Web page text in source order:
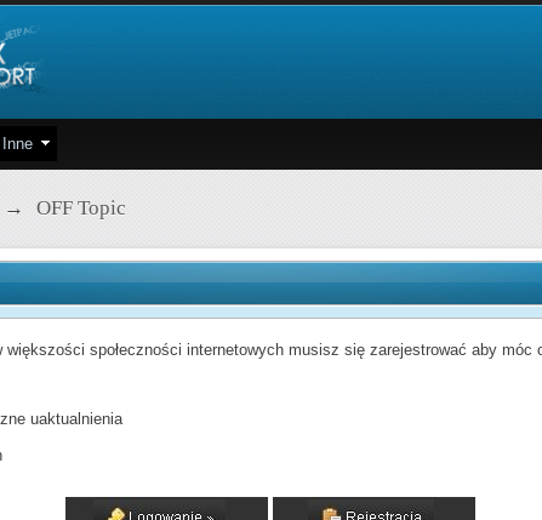
Inne
→ OFF Topic
większości społeczności internetowych musisz się zarejestrować aby
uaktualnienia